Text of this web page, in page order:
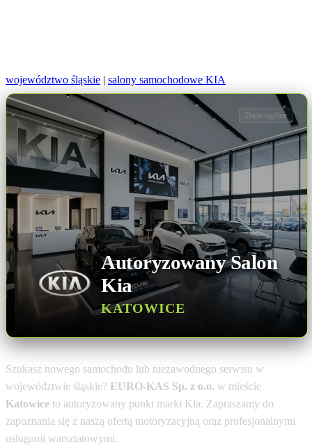
województwo śląskie | salony samochodowe KIA
Autoryzowany Salon
Kia
KATOWICE
Dane ogólne
Szukasz nowego samochodu lub niezawodnego serwisu w
województwie śląskie? EURO-KAS Sp. z o.o. w mieście
Katowice to autoryzowany punkt marki Kia. Zapraszamy do
zapoznania się z naszą ofertą motoryzacyjną oraz profesjonalnymi
usługami warsztatowymi.